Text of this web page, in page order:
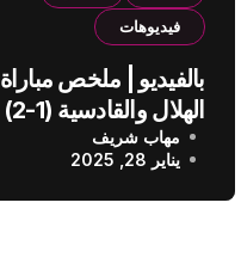
فيديوهات
بالفيديو | ملخص مباراة
الهلال والقادسية (1-2)
الدوري السعودي
مهاب شريف
يناير 28, 2025